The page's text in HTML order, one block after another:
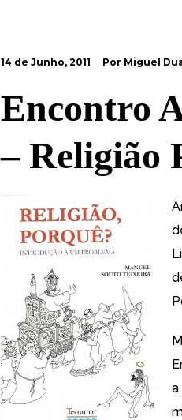
14 de Junho, 2011 Por Miguel
Encontro
– Religião
a